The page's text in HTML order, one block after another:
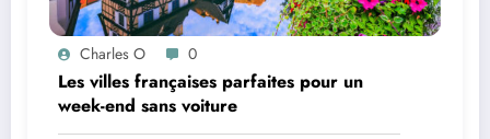
Charles O 0
Les villes françaises parfaites pour un
week-end sans voiture